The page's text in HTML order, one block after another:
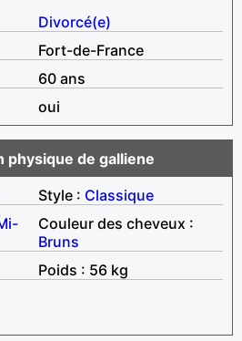
Divorcé(e)
Fort-de-France
60 ans
oui
physique de galliene
Style : Classique
Couleur des cheveux :
Bruns
Poids : 56 kg